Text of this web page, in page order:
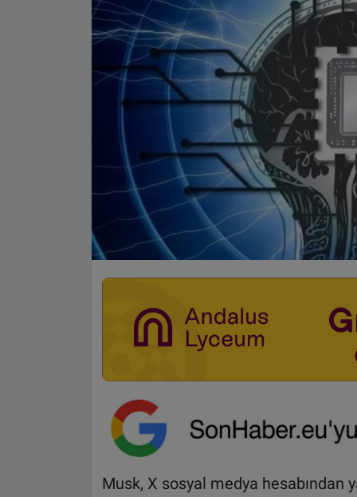
Musk, X sosyal medya hesabından